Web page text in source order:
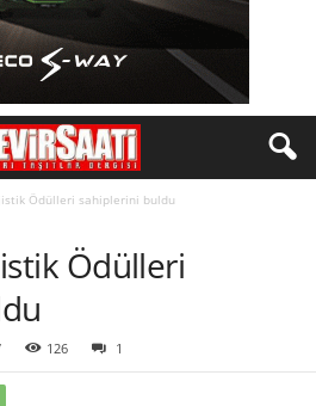
Ödülleri sahiplerini buldu
Ödülleri
126 1